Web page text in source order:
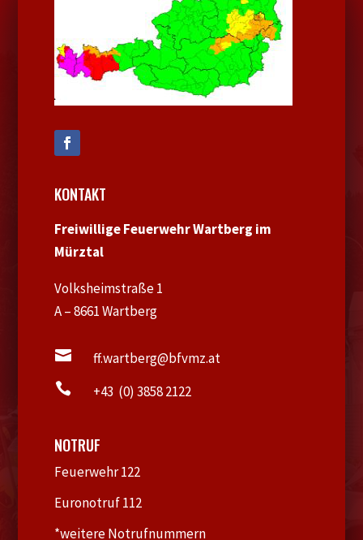
KONTAKT
Freiwillige Feuerwehr Wartberg im
Mürztal
Volksheimstraße 1
A – 8661 Wartberg
 ff.wartberg@bfvmz.at
 +43 (0) 3858 2122
NOTRUF
Feuerwehr 122
Euronotruf 112
*weitere Notrufnummern